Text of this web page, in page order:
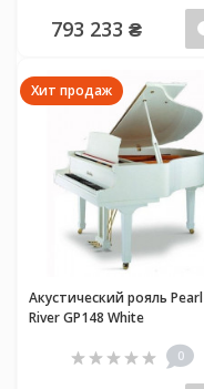
793 233 ₴
Хит продаж
Акустический рояль Pearl
River GP148 White
0